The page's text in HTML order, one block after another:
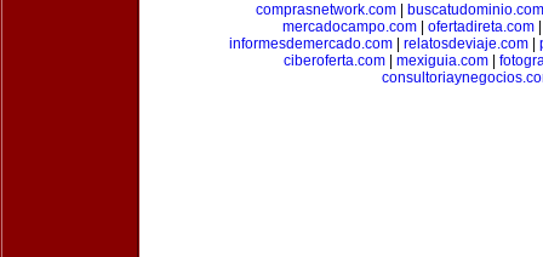
comprasnetwork.com
buscatudominio.com
mercadocampo.com| ofertadireta.com
informesdemercado.com| relatosdeviaje.com|
ciberoferta.com
mexiguia.com